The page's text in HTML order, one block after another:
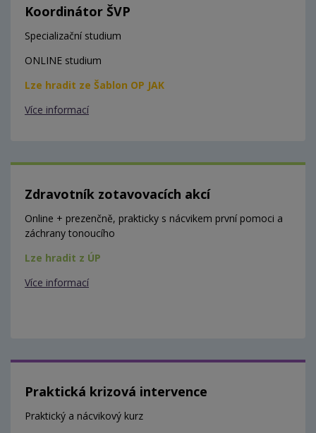
Koordinátor ŠVP
Specializační studium
ONLINE studium
Lze hradit ze Šablon OP JAK
Více informací
Zdravotník zotavovacích akcí
Online + prezenčně, prakticky s nácvikem první pomoci a
záchrany tonoucího
Lze hradit z ÚP
Více informací
Praktická krizová intervence
Praktický a nácvikový kurz